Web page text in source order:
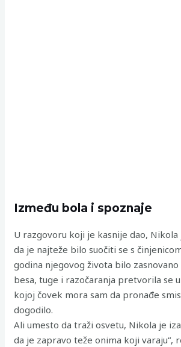
Između bola i spoznaje
U razgovoru koji je kasnije dao,
da je najteže bilo suočiti se s
godina njegovog života bilo zasnovano
besa, tuge i razočaranja pretvorila se
kojoj čovek mora sam da pronađe
dogodilo.
Ali umesto da traži osvetu, Nikola je
da je zapravo teže onima koji varaju“,